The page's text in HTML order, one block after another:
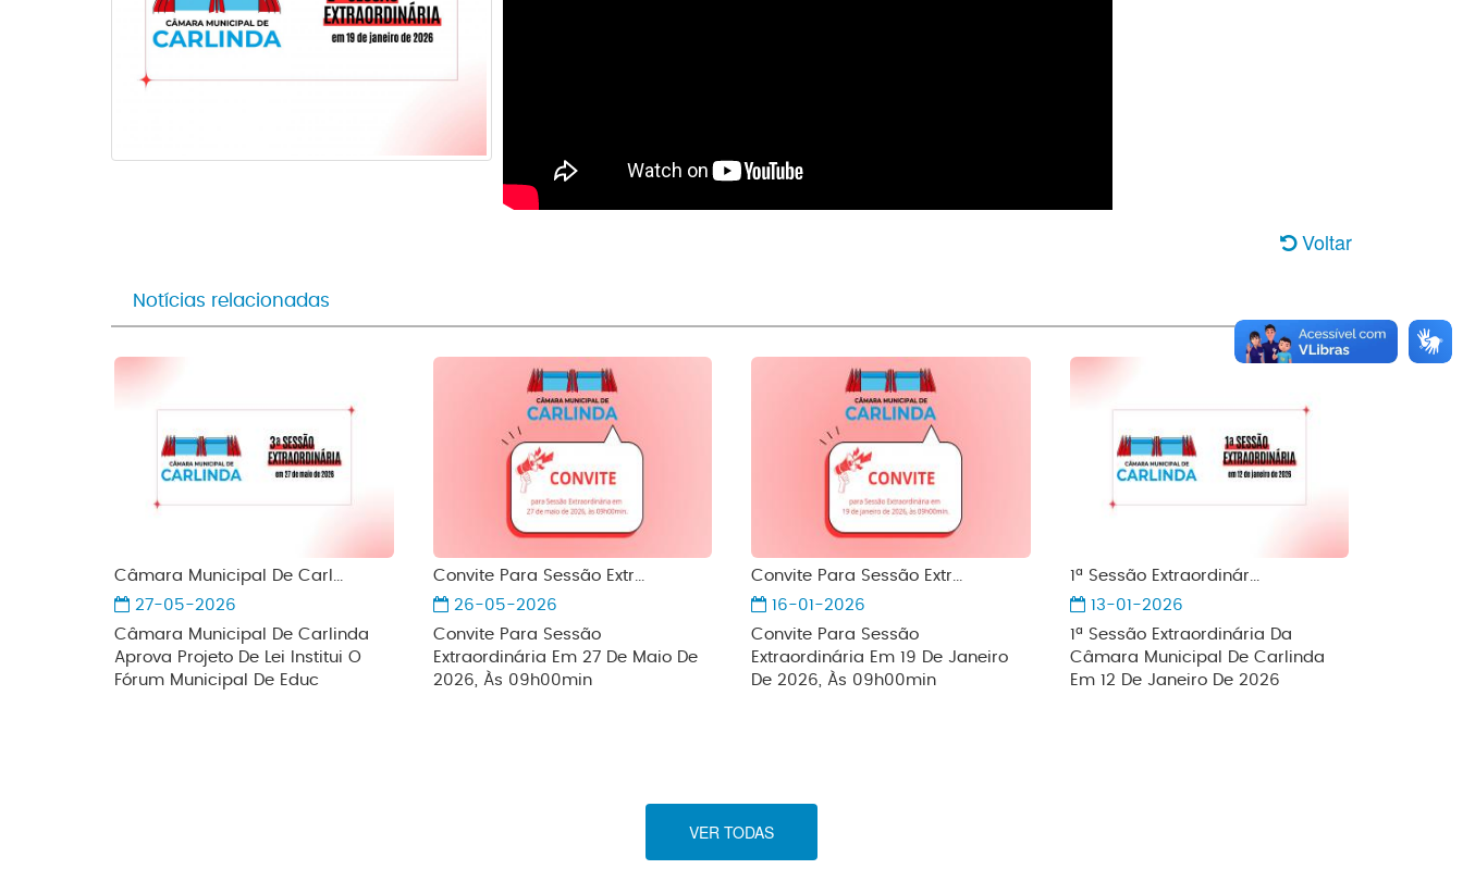
Voltar
Notícias relacionadas
Câmara Municipal De Carl...
27-05-2026
Câmara Municipal De Carlinda
Aprova Projeto De Lei Institui O
Fórum Municipal De Educ
Convite Para Sessão Extr...
26-05-2026
Convite Para Sessão
Extraordinária Em 27 De Maio De
2026, Às 09h00min
Convite Para Sessão Extr...
16-01-2026
Convite Para Sessão
Extraordinária Em 19 De Janeiro
De 2026, Às 09h00min
1ª Sessão Extraordinár...
13-01-2026
1ª Sessão Extraordinária Da
Câmara Municipal De Carlinda
Em 12 De Janeiro De 2026
VER TODAS